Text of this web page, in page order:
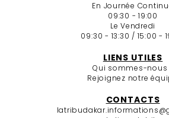
En Journée
09:30 - 19:00
Le Vendredi
09:30 - 13:30 / 15:00 -
LIENS UTILES
Qui sommes-nous
Rejoignez notre
CONTACTS